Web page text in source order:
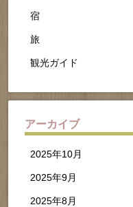
宿
旅
観光ガイド
アーカイブ
2025年10月
2025年9月
2025年8月